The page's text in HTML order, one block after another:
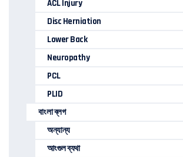
ACL Injury
Disc Herniation
Lower Back
Neuropathy
PCL
PLID
বাংলা ব্লগ
অন্যান্য
আংগুল ব্যথা